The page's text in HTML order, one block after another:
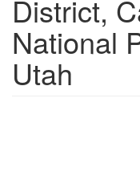
District,
National
Utah